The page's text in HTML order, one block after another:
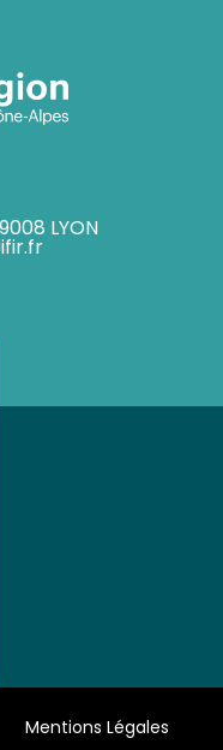
LYON
Mentions Légales